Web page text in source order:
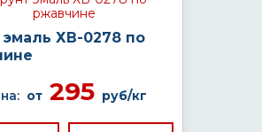
эмаль ХВ-0278 по
от295 руб/кг